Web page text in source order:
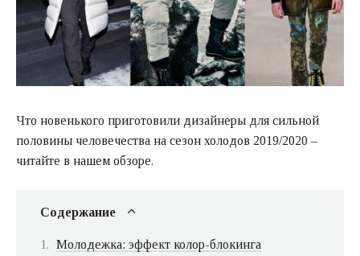
Что новенького приготовили дизайнеры для сильной
половины человечества на сезон холодов 2019/2020 –
читайте в нашем обзоре.
Содержание
Молодежка: эффект колор-блокинга